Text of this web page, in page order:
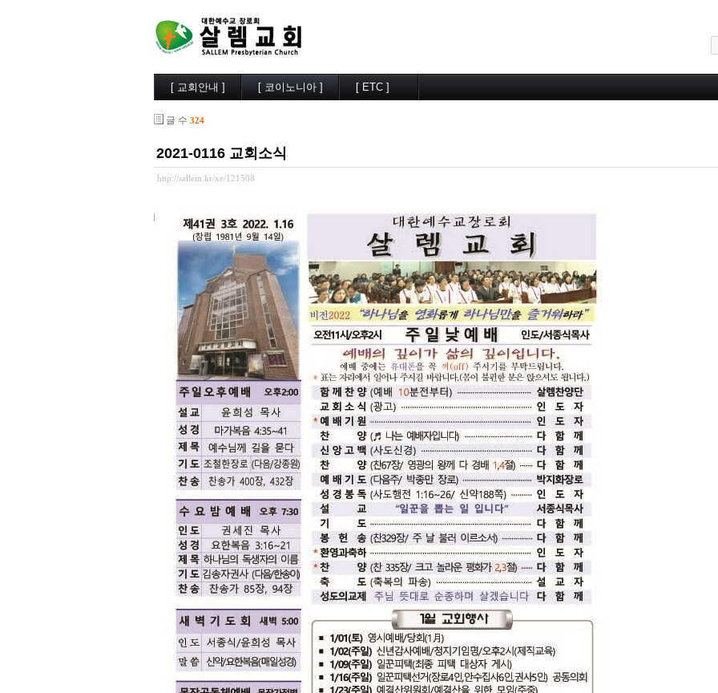
[ 교회안내 ]
예배시간
부교역자
시무장로
[ 코이노니아 ]
살렘목장
[ ETC ]
글 수 324
2021-0116 교회소식
http://sallem.kr/xe/121508